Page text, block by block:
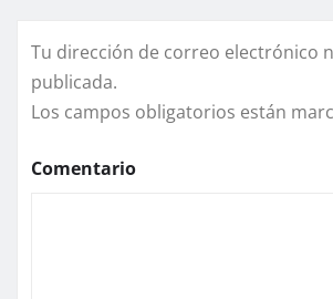
Tu dirección de correo electrónico
publicada.
Los campos obligatorios están
Comentario